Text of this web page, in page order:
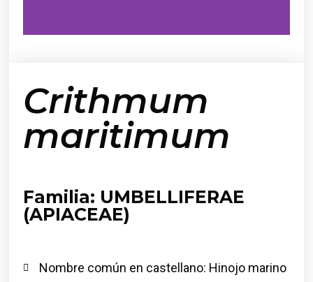
Crithmum
maritimum
Familia: UMBELLIFERAE
(APIACEAE)
Nombre común en castellano: Hinojo marino